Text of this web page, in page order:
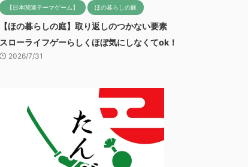
【日本関連テーマゲーム】 ほの暮らしの庭
【ほの暮らしの庭】取り返しのつかない要素
スローライフゲーらしくほぼ気にしなくてok！
2026/7/31